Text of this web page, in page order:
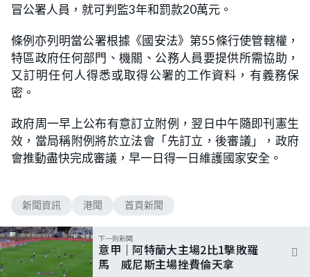
冒公署人員，就可判監3年和罰款20萬元。
條例亦列明當公署根據《國安法》第55條行使管轄權，
特區政府任何部門、機關、公務人員要提供所需協助，
又訂明任何人得悉或取得公署的工作資料，有義務保
密。
政府周一早上公布有意訂立附例，翌日中午隨即刊憲生
效，當局稱附例將於立法會「先訂立，後審議」，政府
會推動盡快完成審議，早一日得一日維護國家安全。
新聞資訊 港聞 首頁新聞
下一則新聞
意甲｜阿特蘭大主場2比1擊敗羅
馬 威尼斯主場挫費倫天拿